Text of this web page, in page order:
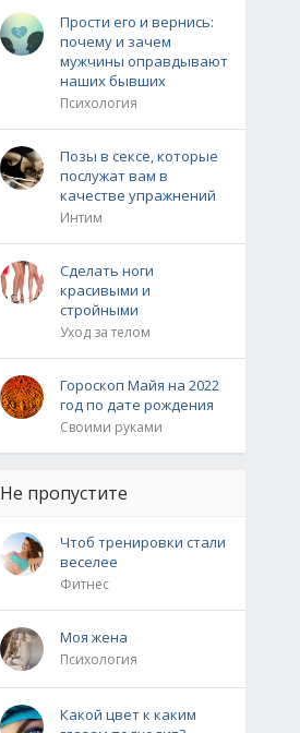
Прости его и вернись:
почему и зачем
мужчины оправдывают
наших бывших
Психология
Позы в сексе, которые
послужат вам в
качестве упражнений
Интим
Сделать ноги
красивыми и
стройными
Уход за телом
Гороскоп Майя на 2022
год по дате рождения
Своими руками
Не пропустите
Чтоб тренировки стали
веселее
Фитнес
Моя жена
Психология
Какой цвет к каким